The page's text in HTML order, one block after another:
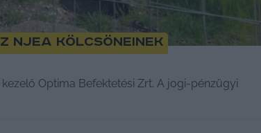
NJEA kölcsöneinek
Optima Befektetési Zrt. A jogi-pénzügyi